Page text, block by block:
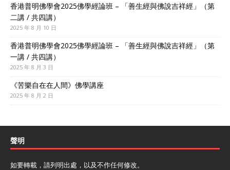
香港普明佛學會2025佛學經論班 – 「善生經與佛說吉祥經」（第
二講 / 共四講）
2025 年 8 月 10 日
香港普明佛學會2025佛學經論班 – 「善生經與佛說吉祥經」（第
一講 / 共四講）
2025 年 8 月 3 日
《苦樂自在在人間》佛學講座
2025 年 8 月 2 日
聲明
如要轉載，請列明出處，以及不作任何修改。